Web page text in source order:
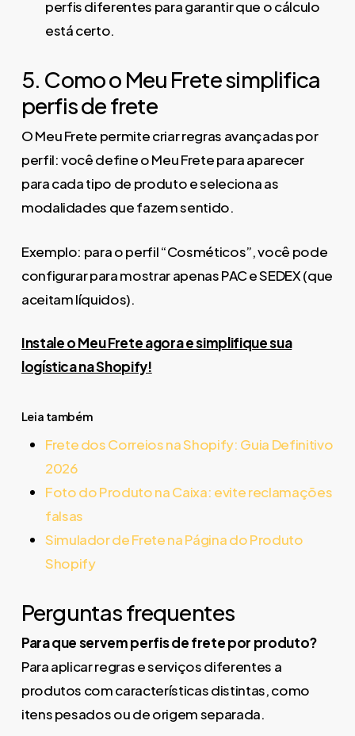
perfis diferentes para garantir que o cálculo
está certo.
5. Como o Meu Frete simplifica
perfis de frete
O Meu Frete permite criar regras avançadas por
perfil: você define o Meu Frete para aparecer
para cada tipo de produto e seleciona as
modalidades que fazem sentido.
Exemplo: para o perfil “Cosméticos”, você pode
configurar para mostrar apenas PAC e SEDEX (que
aceitam líquidos).
Instale o Meu Frete agora e simplifique sua
logística na Shopify!
Leia também
Frete dos Correios na Shopify: Guia Definitivo
2026
Foto do Produto na Caixa: evite reclamações
falsas
Simulador de Frete na Página do Produto
Shopify
Perguntas frequentes
Para que servem perfis de frete por produto?
Para aplicar regras e serviços diferentes a
produtos com características distintas, como
itens pesados ou de origem separada.